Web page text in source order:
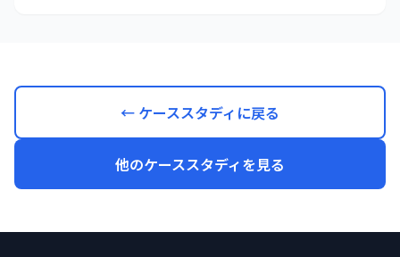
← ケーススタディに戻る
他のケーススタディを見る